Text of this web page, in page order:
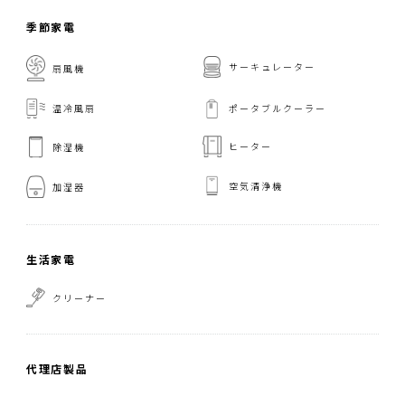
季節家電
扇風機 サーキュレーター
温冷風扇 ポータブルクーラー
除湿機 ヒーター
加湿器 空気清浄機
生活家電
クリーナー
代理店製品